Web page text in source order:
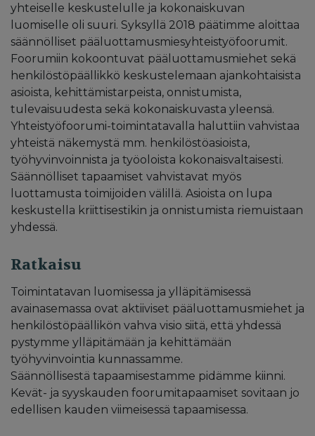
yhteiselle keskustelulle ja kokonaiskuvan
luomiselle oli suuri. Syksyllä 2018 päätimme aloittaa
säännölliset pääluottamusmiesyhteistyöfoorumit.
Foorumiin kokoontuvat pääluottamusmiehet sekä
henkilöstöpäällikkö keskustelemaan ajankohtaisista
asioista, kehittämistarpeista, onnistumista,
tulevaisuudesta sekä kokonaiskuvasta yleensä.
Yhteistyöfoorumi-toimintatavalla haluttiin vahvistaa
yhteistä näkemystä mm. henkilöstöasioista,
työhyvinvoinnista ja työoloista kokonaisvaltaisesti.
Säännölliset tapaamiset vahvistavat myös
luottamusta toimijoiden välillä. Asioista on lupa
keskustella kriittisestikin ja onnistumista riemuistaan
yhdessä.
Ratkaisu
Toimintatavan luomisessa ja ylläpitämisessä
avainasemassa ovat aktiiviset pääluottamusmiehet ja
henkilöstöpäällikön vahva visio siitä, että yhdessä
pystymme ylläpitämään ja kehittämään
työhyvinvointia kunnassamme.
Säännöllisestä tapaamisestamme pidämme kiinni.
Kevät- ja syyskauden foorumitapaamiset sovitaan jo
edellisen kauden viimeisessä tapaamisessa.